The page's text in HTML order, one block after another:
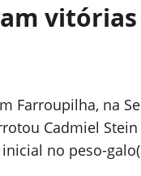
Farroupilha, na
Cadmiel
no peso-